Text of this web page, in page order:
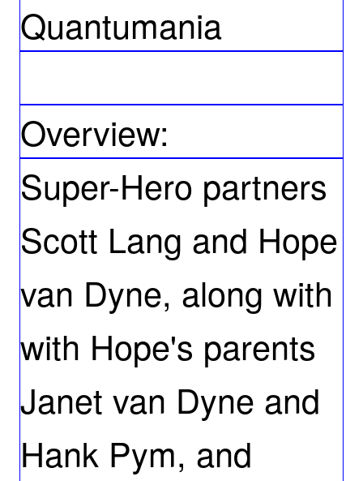
Quantumania
Overview:
Super-Hero partners
Scott Lang and Hope
van Dyne, along with
with Hope's parents
Janet van Dyne and
Hank Pym, and